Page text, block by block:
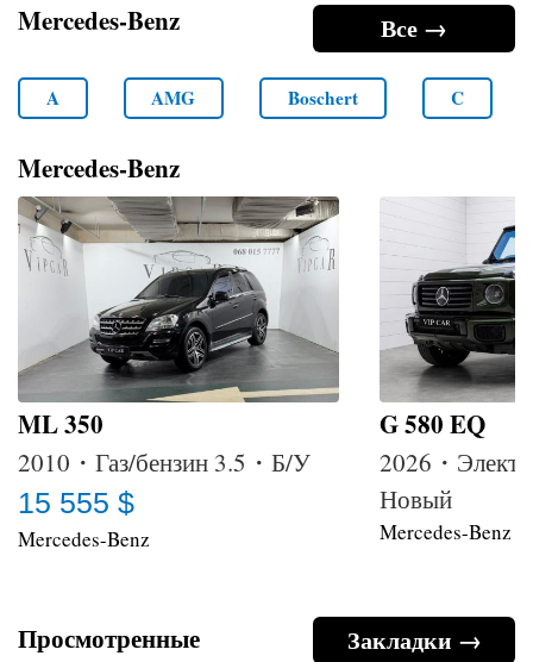
Все →
Mercedes-Benz
A AMG Boschert C
Mercedes-Benz
ML 350
2010・Газ/бензин 3.5・Б/У
15 555 $
Mercedes-Benz
G 580 EQ
2026・
Новый
Mercedes-Benz
Закладки →
Просмотренные